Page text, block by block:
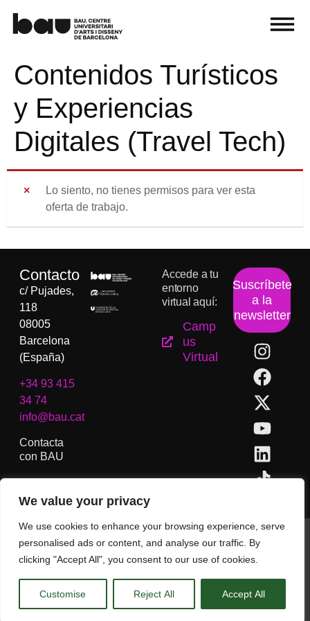
We value your privacy
We use cookies to enhance your browsing experience, serve
personalised ads or content, and analyse our traffic. By
clicking "Accept All", you consent to our use of cookies.
Customise Reject All Accept All
Contenidos Turísticos
y Experiencias
Digitales (Travel Tech)
Lo siento, no tienes permisos para ver esta
oferta de trabajo.
Contacto
c/ Pujades,
118
08005
Barcelona
(España)
+34 93 415
34 74
info@bau.cat
Contacta
con BAU
Accede a tu
entorno
virtual aquí:
Camp
us
Virtual
Suscríbete
a la
newsletter
BAU, Centro Universitario de Artes y Diseño de Barcelona.
Copyright © Todos los derechos reservados.
Aviso Legal
ES EN